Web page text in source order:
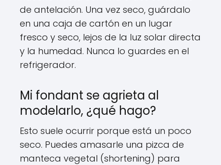
de antelación. Una vez seco, guárdalo
en una caja de cartón en un lugar
fresco y seco, lejos de la luz solar directa
y la humedad. Nunca lo guardes en el
refrigerador.
Mi fondant se agrieta al
modelarlo, ¿qué hago?
Esto suele ocurrir porque está un poco
seco. Puedes amasarle una pizca de
manteca vegetal (shortening) para